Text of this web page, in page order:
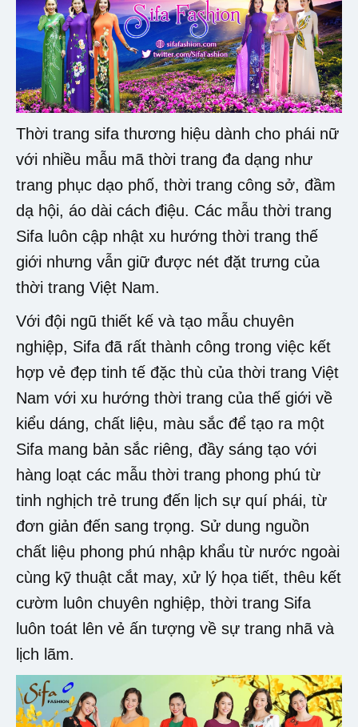
Thời trang sifa thương hiệu dành cho phái nữ
với nhiều mẫu mã thời trang đa dạng như
trang phục dạo phố, thời trang công sở, đầm
dạ hội, áo dài cách điệu. Các mẫu thời trang
Sifa luôn cập nhật xu hướng thời trang thế
giới nhưng vẫn giữ được nét đặt trưng của
thời trang Việt Nam.
Với đội ngũ thiết kế và tạo mẫu chuyên
nghiệp, Sifa đã rất thành công trong việc kết
hợp vẻ đẹp tinh tế đặc thù của thời trang Việt
Nam với xu hướng thời trang của thế giới về
kiểu dáng, chất liệu, màu sắc để tạo ra một
Sifa mang bản sắc riêng, đầy sáng tạo với
hàng loạt các mẫu thời trang phong phú từ
tinh nghịch trẻ trung đến lịch sự quí phái, từ
đơn giản đến sang trọng. Sử dung nguồn
chất liệu phong phú nhập khẩu từ nước ngoài
cùng kỹ thuật cắt may, xử lý họa tiết, thêu kết
cườm luôn chuyên nghiệp, thời trang Sifa
luôn toát lên vẻ ấn tượng về sự trang nhã và
lịch lãm.